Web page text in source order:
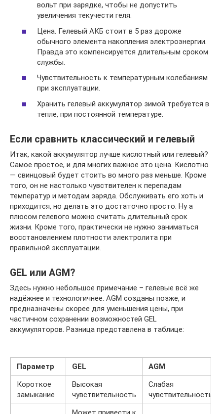
вольт при зарядке, чтобы не допустить
увеличения текучести геля.
Цена. Гелевый АКБ стоит в 5 раз дороже
обычного элемента накопления электроэнергии.
Правда это компенсируется длительным сроком
службы.
Чувствительность к температурным колебаниям
при эксплуатации.
Хранить гелевый аккумулятор зимой требуется в
тепле, при постоянной температуре.
Если сравнить классический и гелевый
Итак, какой аккумулятор лучше кислотный или гелевый?
Самое простое, и для многих важное это цена. Кислотно
— свинцовый будет стоить во много раз меньше. Кроме
того, он не настолько чувствителен к перепадам
температур и методам заряда. Обслуживать его хоть и
приходится, но делать это достаточно просто. Ну а
плюсом гелевого можно считать длительный срок
жизни. Кроме того, практически не нужно заниматься
восстановлением плотности электролита при
правильной эксплуатации.
GEL или AGM?
Здесь нужно небольшое примечание – гелевые всё же
надёжнее и технологичнее. AGM созданы позже, и
предназначены скорее для уменьшения цены, при
частичном сохранении возможностей GEL
аккумуляторов. Разница представлена в таблице:
Параметр GEL
AGM
Короткое
замыкание
Высокая
чувствительность
Слабая
чувствительность